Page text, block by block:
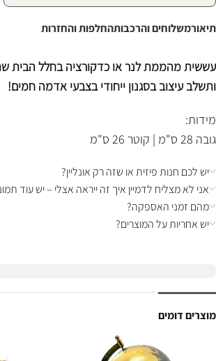
תיאורמשלוחים והרכבותהחלפות והחזרות
עששית מהממת לנר או כדקורציה בחלל הבית
ותשלב עיצוב בסגנון ייחודי בצבעי אדמה חמים!
מידות:
גובה 28 ס"מ | קוטר 26 ס"מ
יש לכם חנות פיזית או שזה רק אונליין?
אני לא מצליח לדמיין איך זה ייראה אצלי – יש עוד
מהם זמני האספקה?
יש אחריות על המוצרים?
מוצרים דומים